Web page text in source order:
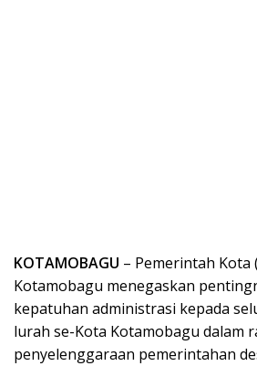
KOTAMOBAGU – Pemerintah Kota
Kotamobagu menegaskan
kepatuhan administrasi kepada
lurah se-Kota Kotamobagu dalam
penyelenggaraan pemerintahan